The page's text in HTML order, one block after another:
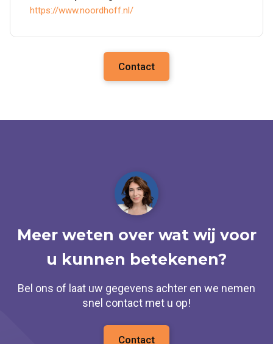
https://www.noordhoff.nl/
Contact
Meer weten over wat wij voor
u kunnen betekenen?
Bel ons of laat uw gegevens achter en we nemen
snel contact met u op!
Contact